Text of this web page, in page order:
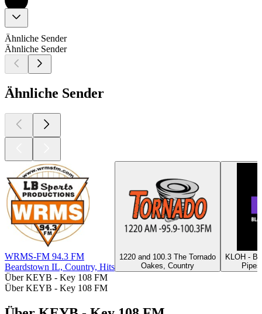
Ähnliche Sender
Ähnliche Sender
Ähnliche Sender
WRMS-FM 94.3 FM
Beardstown IL, Country, Hits
1220 and 100.3 The Tornado
Oakes, Country
KLOH -
Über KEYB - Key 108 FM
Über KEYB - Key 108 FM